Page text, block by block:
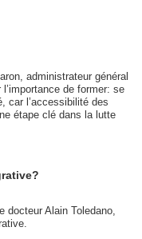
administrateur général
de former: se
car l’accessibilité des
étape clé dans la lutte
docteur Alain Toledano,